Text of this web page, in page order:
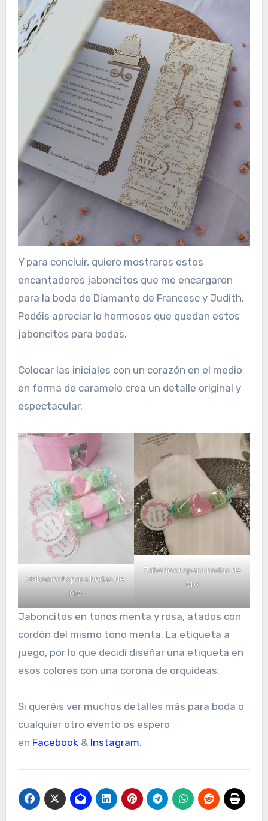
Y para concluir, quiero mostraros estos
encantadores jaboncitos que me encargaron
para la boda de Diamante de Francesc y Judith.
Podéis apreciar lo hermosos que quedan estos
jaboncitos para bodas.
Colocar las iniciales con un corazón en el medio
en forma de caramelo crea un detalle original y
espectacular.
Jabonicot spara bodas de
oro
Jabonicot spara bodas de
oro
Jaboncitos en tonos menta y rosa, atados con
cordón del mismo tono menta. La etiqueta a
juego, por lo que decidí diseñar una etiqueta en
esos colores con una corona de orquídeas.
Si queréis ver muchos detalles más para boda o
cualquier otro evento os espero
en Facebook& Instagram.